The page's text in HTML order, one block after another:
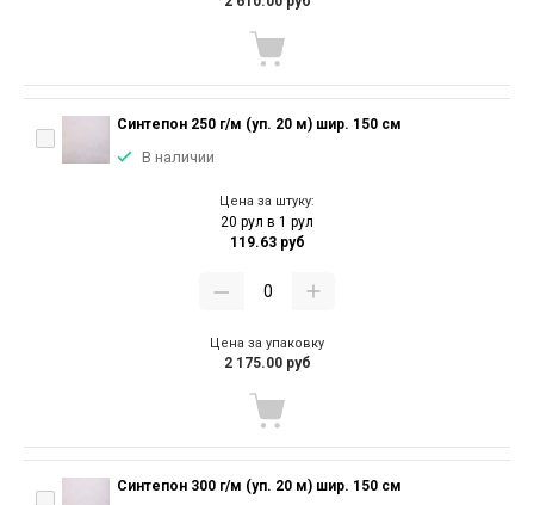
Синтепон 250 г/м (уп. 20 м) шир. 150 см
В наличии
Цена за штуку:
20 рул в 1 рул
119.63 руб
Цена за упаковку
2 175.00 руб
Синтепон 300 г/м (уп. 20 м) шир. 150 см